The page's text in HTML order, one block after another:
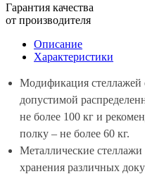
Гарантия качества
от производителя
Описание
Характеристики
Модификация
допустимой
не более 100 кг и
полку – не более 60 кг.
Металлические
хранения различных